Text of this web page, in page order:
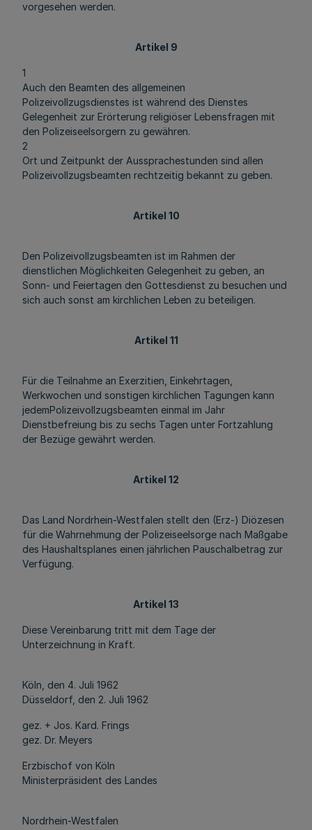
vorgesehen werden.
Artikel 9
1
Auch den Beamten des allgemeinen
Polizeivollzugsdienstes ist während des Dienstes
Gelegenheit zur Erörterung religiöser Lebensfragen mit
den Polizeiseelsorgern zu gewähren.
2
Ort und Zeitpunkt der Aussprachestunden sind allen
Polizeivollzugsbeamten rechtzeitig bekannt zu geben.
Artikel 10
Den Polizeivollzugsbeamten ist im Rahmen der
dienstlichen Möglichkeiten Gelegenheit zu geben, an
Sonn- und Feiertagen den Gottesdienst zu besuchen und
sich auch sonst am kirchlichen Leben zu beteiligen.
Artikel 11
Für die Teilnahme an Exerzitien, Einkehrtagen,
Werkwochen und sonstigen kirchlichen Tagungen kann
jedemPolizeivollzugsbeamten einmal im Jahr
Dienstbefreiung bis zu sechs Tagen unter Fortzahlung
der Bezüge gewährt werden.
Artikel 12
Das Land Nordrhein-Westfalen stellt den (Erz-) Diözesen
für die Wahrnehmung der Polizeiseelsorge nach Maßgabe
des Haushaltsplanes einen jährlichen Pauschalbetrag zur
Verfügung.
Artikel 13
Diese Vereinbarung tritt mit dem Tage der
Unterzeichnung in Kraft.
Köln, den 4. Juli 1962
Düsseldorf, den 2. Juli 1962
gez. + Jos. Kard. Frings
gez. Dr. Meyers
Erzbischof von Köln
Ministerpräsident des Landes
Nordrhein-Westfalen